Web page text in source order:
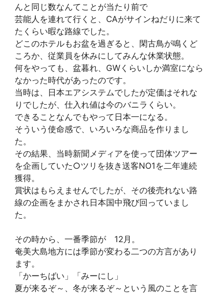
んと同じ数なんてことが当たり前で
芸能人を連れて行くと、CAがサインねだりに来て
たくらい暇な路線でした。
どこのホテルもお盆を過ぎると、閑古鳥が鳴くど
ころか、従業員を休みにしてみんな休業状態。
何をやっても、盆暮れ、GWくらいしか満室になら
なかった時代があったのです。
当時は、日本エアシステムでしたが定価はそれな
りでしたが、仕入れ値は今のバニラくらい。
できることなんでもやって日本一になる。
そういう使命感で、いろいろな商品を作りまし
た。
その結果、当時新聞メディアを使って団体ツアー
を企画していた○ツリを抜き送客NO1を二年連続
獲得。
賞状はもらえませんでしたが、その後売れない路
線の企画をまかされ日本国中飛び回っていまし
た。
その時から、一番季節が 12月。
奄美大島地方には季節が変わる二つの方言があり
ます。
「かーちばい」「みーにし」
夏が来るぞ～、冬が来るぞ～という風のことを言